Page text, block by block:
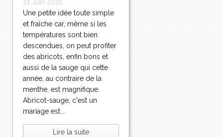
21 Juin 2021
Une petite idée toute simple
et fraîche car, même si les
températures sont bien
descendues, on peut profiter
des abricots, enfin bons et
aussi de la sauge qui cette
année, au contraire de la
menthe, est magnifique.
Abricot-sauge, c'est un
mariage est...
Lire la suite